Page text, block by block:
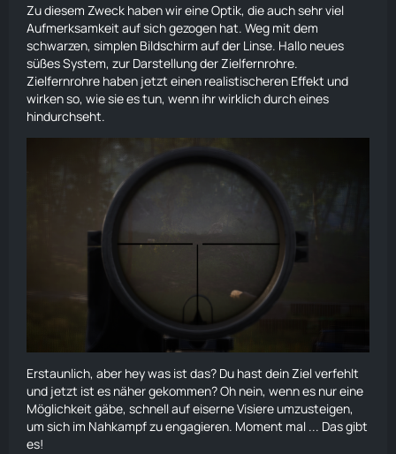
Zu diesem Zweck haben wir eine Optik, die auch sehr viel
Aufmerksamkeit auf sich gezogen hat. Weg mit dem
schwarzen, simplen Bildschirm auf der Linse. Hallo neues
süßes System, zur Darstellung der Zielfernrohre.
Zielfernrohre haben jetzt einen realistischeren Effekt und
wirken so, wie sie es tun, wenn ihr wirklich durch eines
hindurchseht.
Erstaunlich, aber hey was ist das? Du hast dein Ziel verfehlt
und jetzt ist es näher gekommen? Oh nein, wenn es nur eine
Möglichkeit gäbe, schnell auf eiserne Visiere umzusteigen,
um sich im Nahkampfzu engagieren. Moment mal ... Das gibt
es!